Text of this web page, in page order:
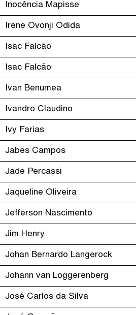
Inocência Mapisse
Irene Ovonji Odida
Isac Falcão
Isac Falcão
Ivan Benumea
Ivandro Claudino
Ivy Farias
Jabes Campos
Jade Percassi
Jaqueline Oliveira
Jefferson Nascimento
Jim Henry
Johan Bernardo Langerock
Johann van Loggerenberg
José Carlos da Silva